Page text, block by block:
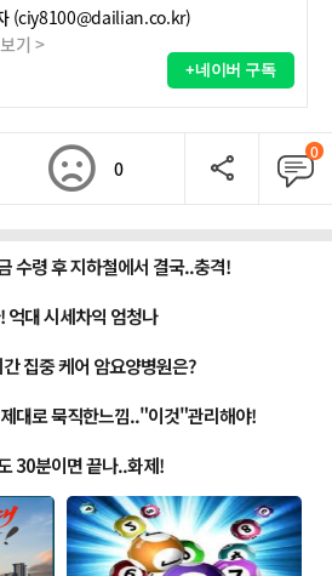
(ciy8100@dailian.co.kr)
기 >
+네이버 구독
0
0